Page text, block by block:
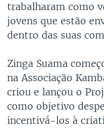
trabalharam como
jovens que estão
dentro das suas
Zinga Suama
na Associação
criou e lançou o
como objetivo
incentivá-los à